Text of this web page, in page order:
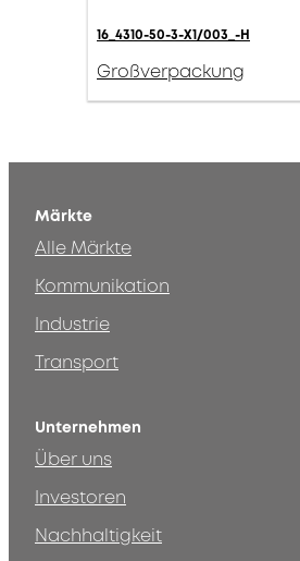
16_4310-50-3-X1/003_-H
Großverpackung
Märkte
Alle Märkte
Kommunikation
Industrie
Transport
Unternehmen
Über uns
Investoren
Nachhaltigkeit